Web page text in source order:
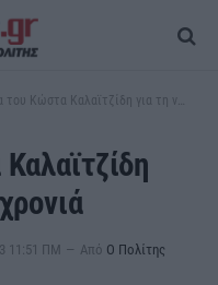
Κώστα Καλαϊτζίδη για τη νέα σχολική χρονιά
11:51 ΠΜ Από Ο Πολίτης